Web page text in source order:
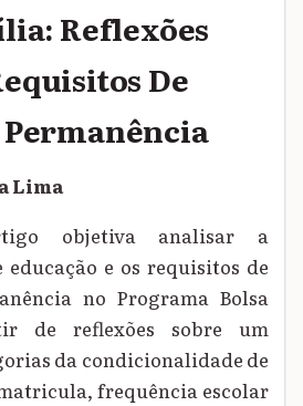
Reflexões
De
Lima
objetiva analisar a
e os requisitos de
no Programa Bolsa
de reflexões sobre um
da condicionalidade de
frequência escolar